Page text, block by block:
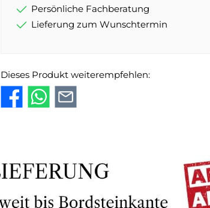
Persönliche Fachberatung
Lieferung zum Wunschtermin
Dieses Produkt weiterempfehlen: